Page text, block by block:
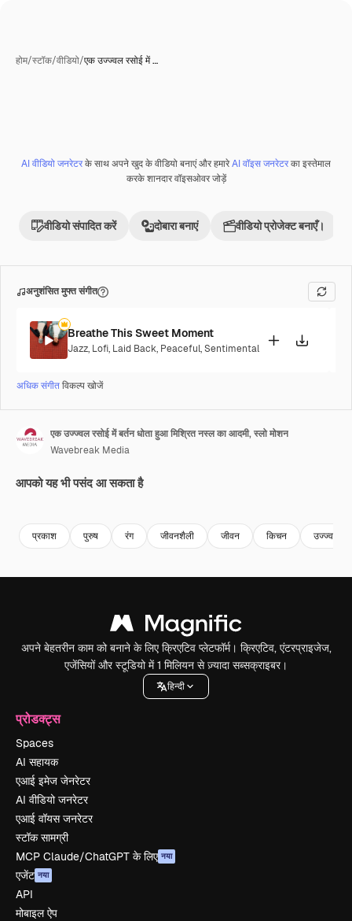
होम/स्टॉक/वीडियो/एक उज्ज्वल रसोई में …
Premium
AI वीडियो जनरेटरके साथ अपने खुद के वीडियो बनाएं और हमारेAI वॉइस जनरेटरका इस्तेमाल
करके शानदार वॉइसओवर जोड़ें
वीडियो संपादित करें दोबारा बनाएं वीडियो प्रोजेक्ट बनाएँ।
अनुशंसित मुफ्त संगीत
Breathe This Sweet Moment
Jazz, Lofi, Laid Back, Peaceful,Sentimental
अधिक संगीतविकल्प खोजें
एक उज्ज्वल रसोई में बर्तन धोता हुआ मिश्रित नस्ल का आदमी, स्लो मोशन
Wavebreak Media
आपको यह भी पसंद आ सकता है
प्रकाश पुरुष रंग जीवनशैली जीवन किचन उज्ज्वल
अपने बेहतरीन काम को बनाने के लिए क्रिएटिव प्लेटफॉर्म। क्रिएटिव, एंटरप्राइजेज,
एजेंसियों और स्टूडियो में 1 मिलियन से ज़्यादा सब्सक्राइबर।
हिन्दी
प्रोडक्ट्स
Spaces
AI सहायक
एआई इमेज जेनरेटर
AI वीडियो जनरेटर
एआई वॉयस जनरेटर
स्टॉक सामग्री
MCP Claude/ChatGPT के लिए नया
एजेंट नया
API
मोबाइल ऐप